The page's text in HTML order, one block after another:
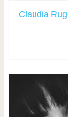
Claudia